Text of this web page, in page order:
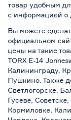
товар удобным
с информацией о
Вы можете
официальном
цены на такие
TORX Е-14
Калининграду,
Пушкино. Также
Светлогорске,
Гусеве,
Кормиловке,